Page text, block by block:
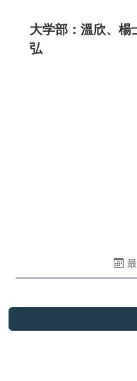
大学部：溫欣、楊
弘